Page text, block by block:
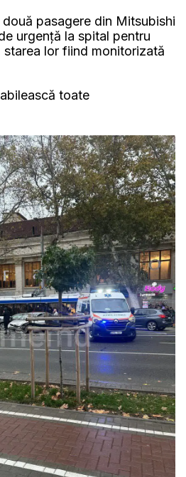
pasagere din Mitsubishi
urgență la spital pentru
lor fiind monitorizată
toate